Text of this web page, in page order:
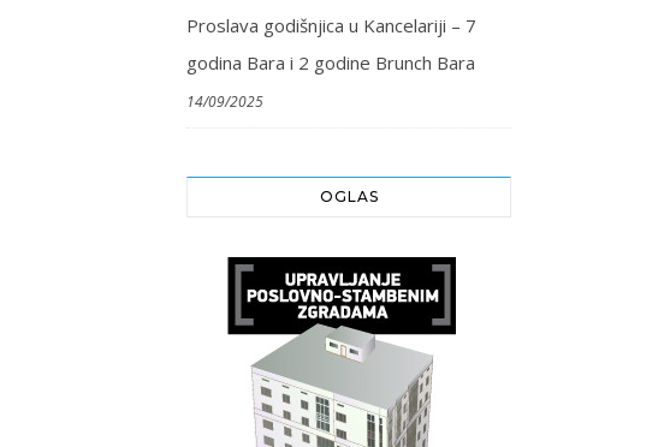
Proslava godišnjica u Kancelariji – 7
godina Bara i 2 godine Brunch Bara
14/09/2025
OGLAS